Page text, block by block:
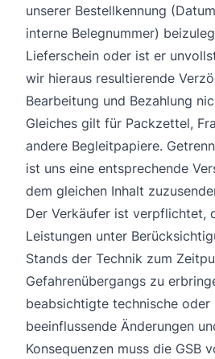
unserer Bestellkennung
interne Belegnummer)
Lieferschein oder ist er
wir hieraus resultierende
Bearbeitung und Bezahlung
Gleiches gilt für Packzettel,
andere Begleitpapiere.
ist uns eine entsprechende
dem gleichen Inhalt
Der Verkäufer ist verpflichtet,
Leistungen unter
Stands der Technik zum
Gefahrenübergangs zu
beabsichtigte technische oder
beeinflussende Änderungen
Konsequenzen muss die GSB